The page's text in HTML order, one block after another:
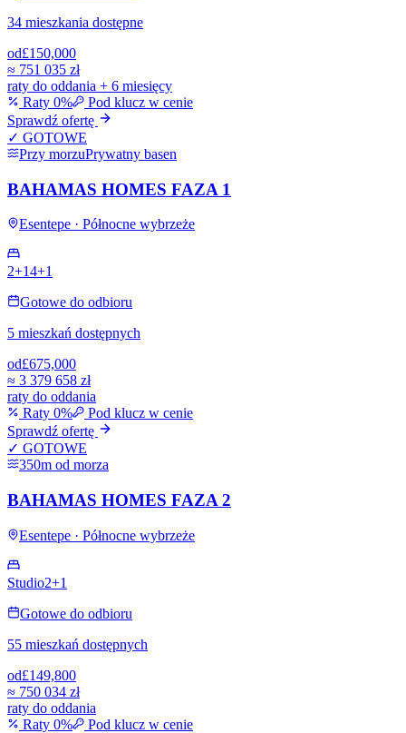
34 mieszkania dostępne
od£150,000
≈ 751 035 zł
raty do oddania + 6 miesięcy
Raty 0%
Pod klucz w cenie
Sprawdź ofertę
✓ GOTOWE
Przy morzuPrywatny basen
BAHAMAS HOMES FAZA 1
Esentepe · Północne wybrzeże
2+14+1
Gotowe do odbioru
5 mieszkań dostępnych
od£675,000
≈ 3 379 658 zł
raty do oddania
Raty 0%
Pod klucz w cenie
Sprawdź ofertę
✓ GOTOWE
350m od morza
BAHAMAS HOMES FAZA 2
Esentepe · Północne wybrzeże
Studio2+1
Gotowe do odbioru
55 mieszkań dostępnych
od£149,800
≈ 750 034 zł
raty do oddania
Raty 0%
Pod klucz w cenie